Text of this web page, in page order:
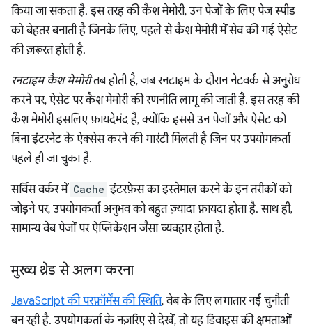
किया जा सकता है. इस तरह की कैश मेमोरी, उन पेजों के लिए पेज स्पीड
को बेहतर बनाती है जिनके लिए, पहले से कैश मेमोरी में सेव की गई ऐसेट
की ज़रूरत होती है.
रनटाइम कैश मेमोरीतब होती है, जब रनटाइम के दौरान नेटवर्क से अनुरोध
करने पर, ऐसेट पर कैश मेमोरी की रणनीति लागू की जाती है. इस तरह की
कैश मेमोरी इसलिए फ़ायदेमंद है, क्योंकि इससे उन पेजों और ऐसेट को
बिना इंटरनेट के ऐक्सेस करने की गारंटी मिलती है जिन पर उपयोगकर्ता
पहले ही जा चुका है.
सर्विस वर्कर में Cache इंटरफ़ेस का इस्तेमाल करने के इन तरीकों को
जोड़ने पर, उपयोगकर्ता अनुभव को बहुत ज़्यादा फ़ायदा होता है. साथ ही,
सामान्य वेब पेजों पर ऐप्लिकेशन जैसा व्यवहार होता है.
मुख्य थ्रेड से अलग करना
JavaScript की परफ़ॉर्मेंस की स्थिति, वेब के लिए लगातार नई चुनौती
बन रही है. उपयोगकर्ता के नज़रिए से देखें, तो यह डिवाइस की क्षमताओं